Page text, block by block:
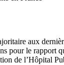
aux
pour le rapport
de l’Hôpital